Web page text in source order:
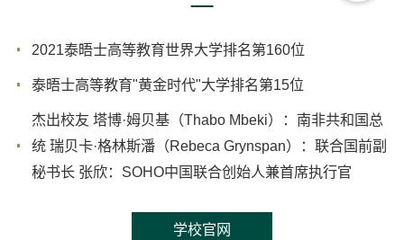
2021泰晤士高等教育世界大学排名第160位
泰晤士高等教育"黄金时代"大学排名第15位
杰出校友 塔博·姆贝基（Thabo Mbeki）：南非共和国总
统 瑞贝卡·格林斯潘（Rebeca Grynspan）：联合国前副
秘书长 张欣：SOHO中国联合创始人兼首席执行官
学校官网